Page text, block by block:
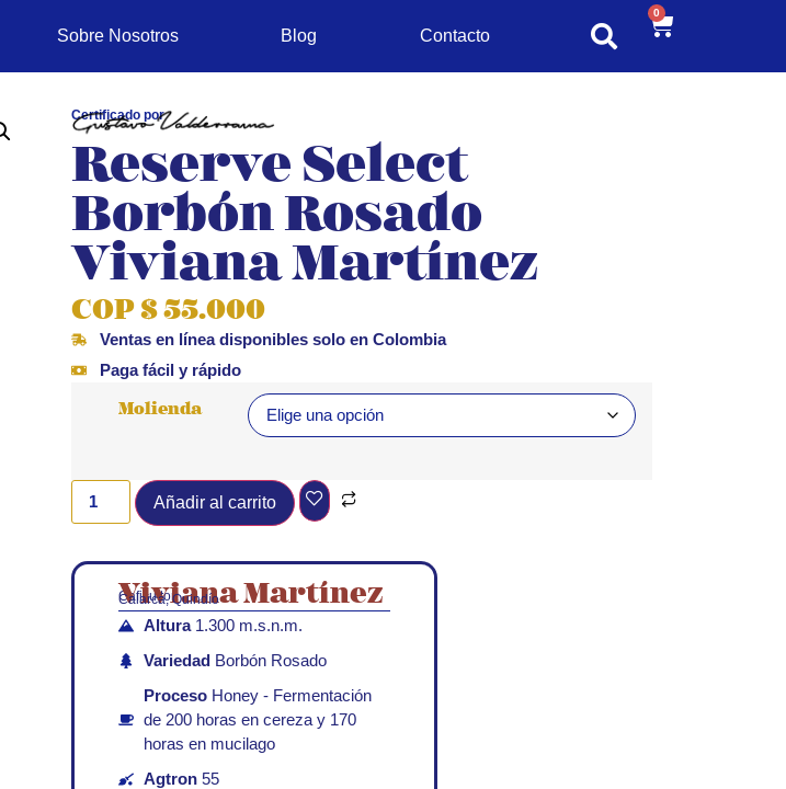
0
Sobre Nosotros Blog Contacto
Certificado por
Reserve Select
Borbón Rosado
Viviana Martínez
COP $ 55.000
Ventas en línea disponibles solo en Colombia
Paga fácil y rápido
Molienda
Añadir al carrito
Caficultor:
Viviana Martínez
Calarcá, Quindío
Altura1.300 m.s.n.m.
VariedadBorbón Rosado
ProcesoHoney - Fermentación
de 200 horas en cereza y 170
horas en mucilago
Agtron55